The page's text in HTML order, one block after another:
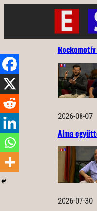
2026-08-07
Alma
2026-07-30